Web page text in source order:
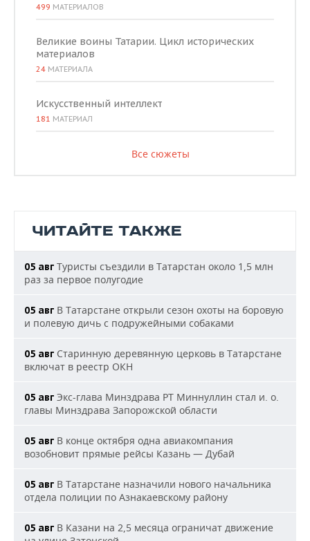
499 МАТЕРИАЛОВ
Великие воины Татарии. Цикл исторических
материалов
24 МАТЕРИАЛА
Искусственный интеллект
181 МАТЕРИАЛ
Все сюжеты
ЧИТАЙТЕ ТАКЖЕ
05 авг Туристы съездили в Татарстан около 1,5 млн
раз за первое полугодие
05 авг В Татарстане открыли сезон охоты на боровую
и полевую дичь с подружейными собаками
05 авг Старинную деревянную церковь в Татарстане
включат в реестр ОКН
05 авг Экс-глава Минздрава РТ Миннуллин стал и. о.
главы Минздрава Запорожской области
05 авг В конце октября одна авиакомпания
возобновит прямые рейсы Казань — Дубай
05 авг В Татарстане назначили нового начальника
отдела полиции по Азнакаевскому району
05 авг В Казани на 2,5 месяца ограничат движение